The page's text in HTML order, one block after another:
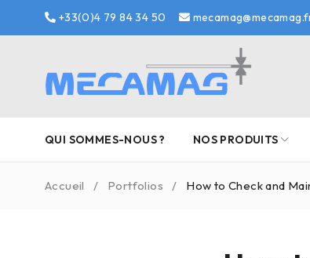
+33(0)4 79 84 34 50
QUI SOMMES-NOUS ? NOS PRODUITS
Accueil / Portfolios / How to Check and